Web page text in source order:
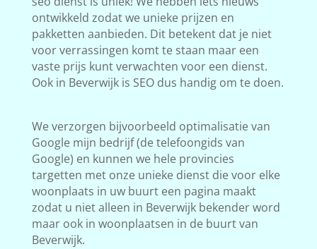
ontwikkeld zodat we unieke prijzen en
pakketten aanbieden. Dit betekent dat je niet
voor verrassingen komt te staan maar een
vaste prijs kunt verwachten voor een dienst.
Ook in Beverwijk is SEO dus handig om te doen.
We verzorgen bijvoorbeeld optimalisatie van
Google mijn bedrijf (de telefoongids van
Google) en kunnen we hele provincies
targetten met onze unieke dienst die voor elke
woonplaats in uw buurt een pagina maakt
zodat u niet alleen in Beverwijk bekender word
maar ook in woonplaatsen in de buurt van
Beverwijk.